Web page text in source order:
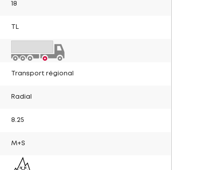
18
Transport régional
Radial
8.25
M+S